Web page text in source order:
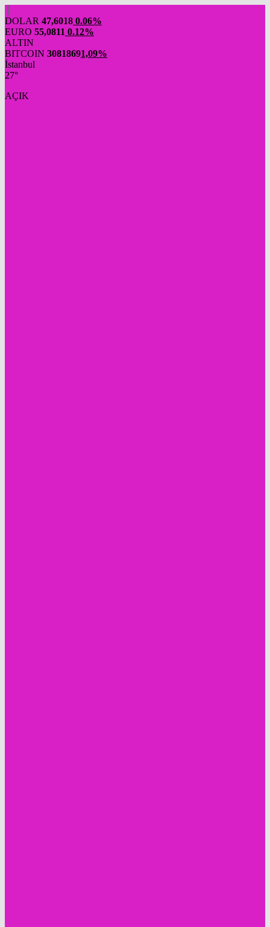
DOLAR 47,6018 0.06%
EURO 55,0811 0.12%
ALTIN
BITCOIN 30818691,09%
İstanbul
27°
AÇIK